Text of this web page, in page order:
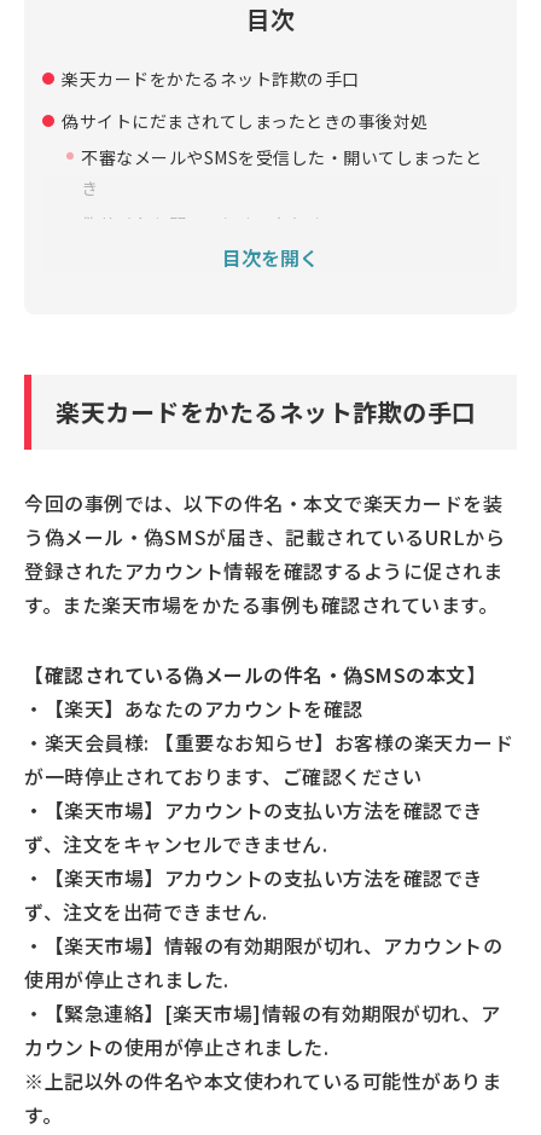
目次
楽天カードをかたるネット詐欺の手口
偽サイトにだまされてしまったときの事後対処
不審なメールやSMSを受信した・開いてしまったと
き
偽サイトを開いてしまったとき
偽サイトにカード情報やアカウント情報などを入力
偽サイトかどうかを確認する方法
目次を開く
楽天カードをかたるネット詐欺の手口
今回の事例では、以下の件名・本文で楽天カードを装
う偽メール・偽SMSが届き、記載されているURLから
登録されたアカウント情報を確認するように促されま
す。また楽天市場をかたる事例も確認されています。
【確認されている偽メールの件名・偽SMSの本文】
・【楽天】あなたのアカウントを確認
・楽天会員様: 【重要なお知らせ】お客様の楽天カード
が一時停止されております、ご確認ください
・
【楽天市場】アカウントの支払い方法を確認でき
ず、注文をキャンセルできません.
・【楽天市場】アカウントの支払い方法を確認でき
ず、注文を出荷できません.
・【楽天市場】情報の有効期限が切れ、アカウントの
使用が停止されました.
・【緊急連絡】[楽天市場]情報の有効期限が切れ、ア
カウントの使用が停止されました.
※上記以外の件名や本文使われている可能性がありま
す。